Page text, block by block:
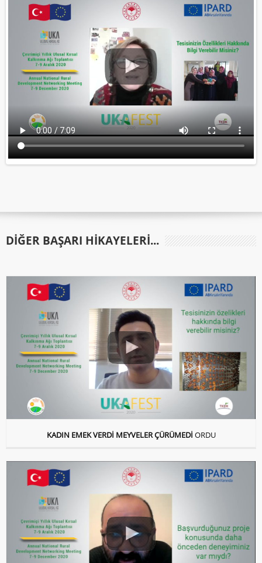
DIĞER BAŞARI HIKAYELERI...
KADIN EMEK VERDİ MEYVELER ÇÜRÜMEDİ ORDU